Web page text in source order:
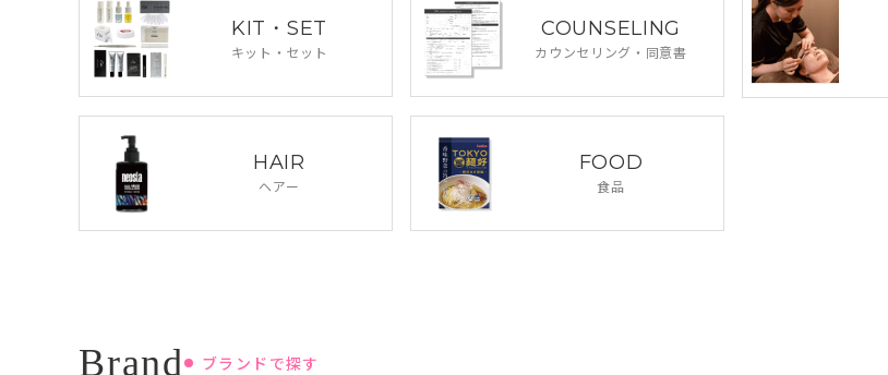
KIT・SET
キット・セット
COUNSELING
カウンセリング・ 同意書
HAIR
ヘアー
FOOD
食品
ブランドで探す